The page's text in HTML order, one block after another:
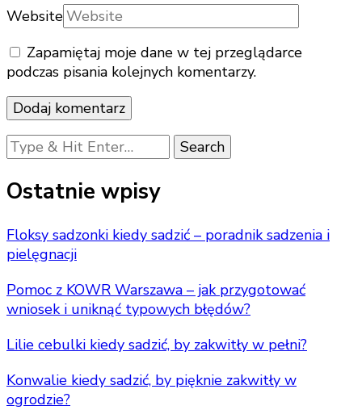
Website
Zapamiętaj moje dane w tej przeglądarce
podczas pisania kolejnych komentarzy.
Looking
for
Something?
Ostatnie wpisy
Floksy sadzonki kiedy sadzić – poradnik sadzenia i
pielęgnacji
Pomoc z KOWR Warszawa – jak przygotować
wniosek i uniknąć typowych błędów?
Lilie cebulki kiedy sadzić, by zakwitły w pełni?
Konwalie kiedy sadzić, by pięknie zakwitły w
ogrodzie?